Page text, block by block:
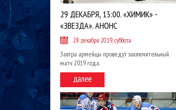
29 ДЕКАБРЯ, 13:00. «ХИМИК» -
«ЗВЕЗДА». АНОНС
28 декабря 2019, суббота
Завтра армейцы проведут заключительный
матч 2019 года.